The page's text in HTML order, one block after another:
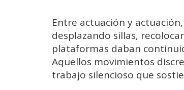
Entre actuación y
desplazando sillas,
plataformas daban
Aquellos movimientos
trabajo silencioso que